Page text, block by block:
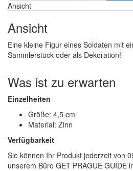
Ansicht
Ansicht
Eine kleine Figur eines Soldaten mit
Sammlerstück oder als Dekoration!
Was ist zu erwarten
Einzelheiten
Größe: 4,5 cm
Material: Zinn
Verfügbarkeit
Sie können Ihr Produkt jederzeit von
unserem Büro GET PRAGUE GUIDE